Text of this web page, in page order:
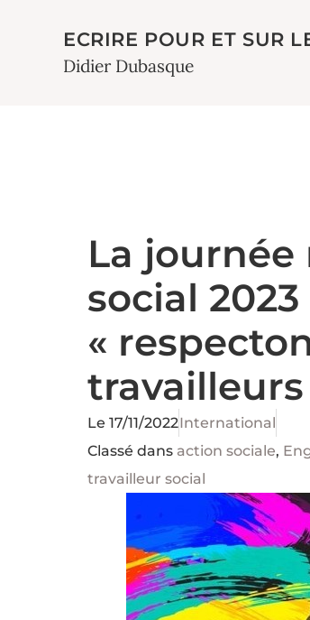
ECRIRE POUR ET SUR
Didier Dubasque
La
social 2023
«
Le 17/11/2022International
Classé dans action sociale,
travailleur social